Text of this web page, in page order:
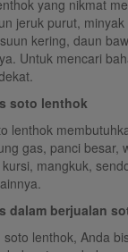
yang nikmat
jeruk purut,
kering, daun
Untuk mencari
soto lenthok
lenthok
gas, panci besar,
mangkuk,
dalam berjualan
lenthok, Anda